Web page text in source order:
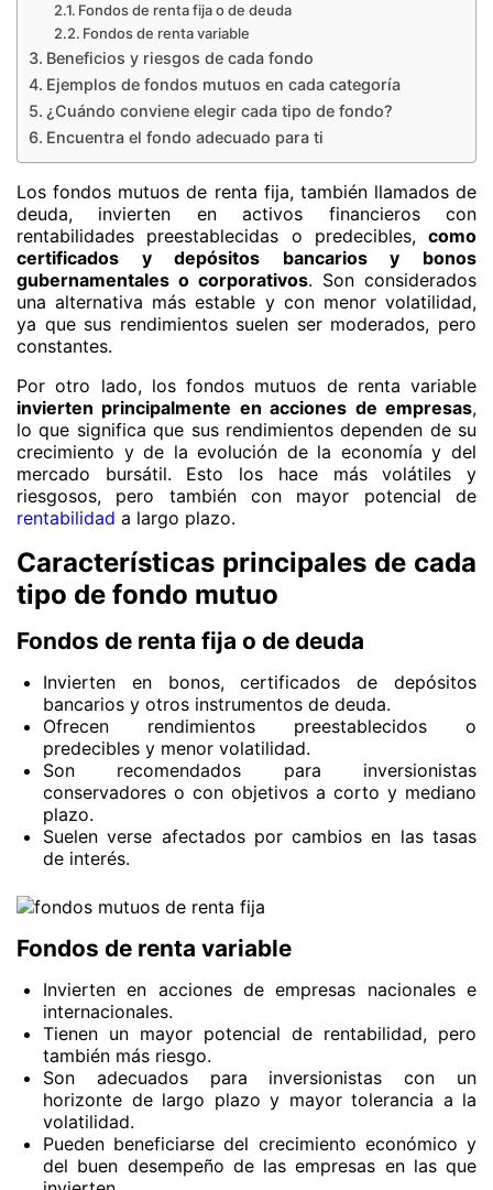
Fondos de renta fija o de deuda
Fondos de renta variable
Beneficios y riesgos de cada fondo
Ejemplos de fondos mutuos en cada categoría
¿Cuándo conviene elegir cada tipo de fondo?
Encuentra el fondo adecuado para ti
Los fondos mutuos de renta fija, también llamados de
deuda, invierten en activos financieros con
rentabilidades preestablecidas o predecibles, como
certificados y depósitos bancarios y bonos
gubernamentales o corporativos. Son considerados
una alternativa más estable y con menor volatilidad,
ya que sus rendimientos suelen ser moderados, pero
constantes.
Por otro lado, los fondos mutuos de renta variable
invierten principalmente en acciones de empresas,
lo que significa que sus rendimientos dependen de su
crecimiento y de la evolución de la economía y del
mercado bursátil. Esto los hace más volátiles y
riesgosos, pero también con mayor potencial de
rentabilidad a largo plazo.
Características principales de cada
tipo de fondo mutuo
Fondos de renta fija o de deuda
Invierten en bonos, certificados de depósitos
bancarios y otros instrumentos de deuda.
Ofrecen rendimientos preestablecidos o
predecibles y menor volatilidad.
Son recomendados para inversionistas
conservadores o con objetivos a corto y mediano
plazo.
Suelen verse afectados por cambios en las tasas
de interés.
Fondos de renta variable
Invierten en acciones de empresas nacionales e
internacionales.
Tienen un mayor potencial de rentabilidad, pero
también más riesgo.
Son adecuados para inversionistas con un
horizonte de largo plazo y mayor tolerancia a la
volatilidad.
Pueden beneficiarse del crecimiento económico y
del buen desempeño de las empresas en las que